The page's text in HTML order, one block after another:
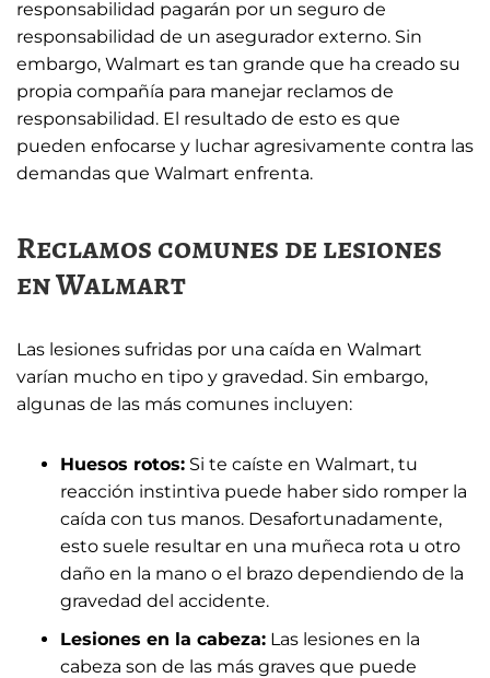
responsabilidad pagarán por un seguro de
responsabilidad de un asegurador externo. Sin
embargo, Walmart es tan grande que ha creado su
propia compañía para manejar reclamos de
responsabilidad. El resultado de esto es que
pueden enfocarse y luchar agresivamente contra las
demandas que Walmart enfrenta.
Reclamos comunes de lesiones
en Walmart
Las lesiones sufridas por una caída en Walmart
varían mucho en tipo y gravedad. Sin embargo,
algunas de las más comunes incluyen:
Huesos rotos: Si te caíste en Walmart, tu
reacción instintiva puede haber sido romper la
caída con tus manos. Desafortunadamente,
esto suele resultar en una muñeca rota u otro
daño en la mano o el brazo dependiendo de la
gravedad del accidente.
Lesiones en la cabeza: Las lesiones en la
cabeza son de las más graves que puede